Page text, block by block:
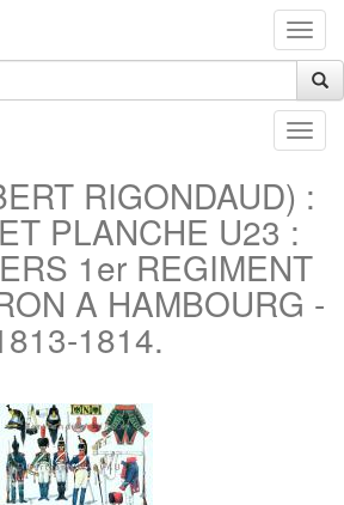
RIGONDAUD) :
PLANCHE U23 :
1er REGIMENT
A HAMBOURG -
1814.